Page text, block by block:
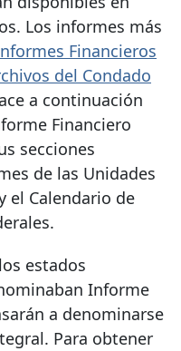
Los informes más
Financieros
del Condado
a continuación
Financiero
secciones
de las Unidades
el Calendario de
estados
Informe
a denominarse
Para obtener